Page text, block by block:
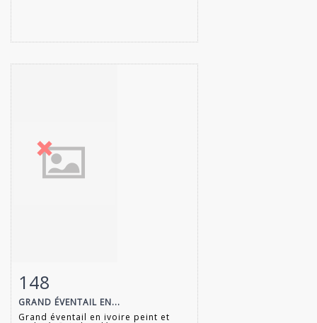
Fiche détaillée
148
GRAND ÉVENTAIL EN...
Grand éventail en ivoire peint et